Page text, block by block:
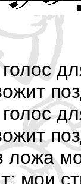
ложа
мои